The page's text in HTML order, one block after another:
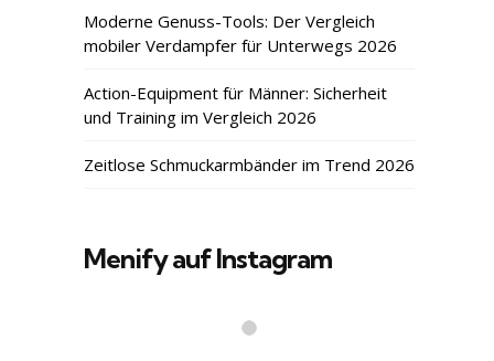
Moderne Genuss-Tools: Der Vergleich
mobiler Verdampfer für Unterwegs 2026
Action-Equipment für Männer: Sicherheit
und Training im Vergleich 2026
Zeitlose Schmuckarmbänder im Trend 2026
Menify auf Instagram